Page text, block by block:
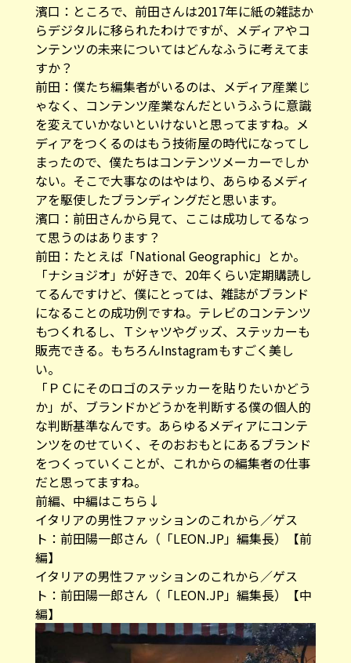
濱口：ところで、前田さんは2017年に紙の雑誌か
らデジタルに移られたわけですが、メディアやコ
ンテンツの未来についてはどんなふうに考えてま
すか？
前田：僕たち編集者がいるのは、メディア産業じ
ゃなく、コンテンツ産業なんだというふうに意識
を変えていかないといけないと思ってますね。メ
ディアをつくるのはもう技術屋の時代になってし
まったので、僕たちはコンテンツメーカーでしか
ない。そこで大事なのはやはり、あらゆるメディ
アを駆使したブランディングだと思います。
濱口：前田さんから見て、ここは成功してるなっ
て思うのはあります？
前田：たとえば「National Geographic」とか。
「ナショジオ」が好きで、20年くらい定期購読し
てるんですけど、僕にとっては、雑誌がブランド
になることの成功例ですね。テレビのコンテンツ
もつくれるし、Ｔシャツやグッズ、ステッカーも
販売できる。もちろんInstagramもすごく美し
い。
「ＰＣにそのロゴのステッカーを貼りたいかどう
か」が、ブランドかどうかを判断する僕の個人的
な判断基準なんです。あらゆるメディアにコンテ
ンツをのせていく、そのおおもとにあるブランド
をつくっていくことが、これからの編集者の仕事
だと思ってますね。
前編、中編はこちら↓
イタリアの男性ファッションのこれから／ゲス
ト：前田陽一郎さん（「LEON.JP」編集長）【前
編】
イタリアの男性ファッションのこれから／ゲス
ト：前田陽一郎さん（「LEON.JP」編集長）【中
編】